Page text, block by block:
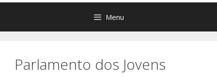
Menu
Parlamento dos Jovens